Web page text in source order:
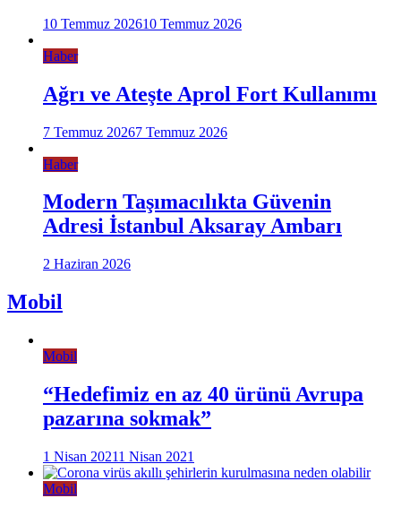
10 Temmuz 202610 Temmuz 2026
Haber
Ağrı ve Ateşte Aprol Fort Kullanımı
7 Temmuz 20267 Temmuz 2026
Haber
Modern Taşımacılıkta Güvenin
Adresi İstanbul Aksaray Ambarı
2 Haziran 2026
Mobil
Mobil
“Hedefimiz en az 40 ürünü Avrupa
pazarına sokmak”
1 Nisan 20211 Nisan 2021
Mobil